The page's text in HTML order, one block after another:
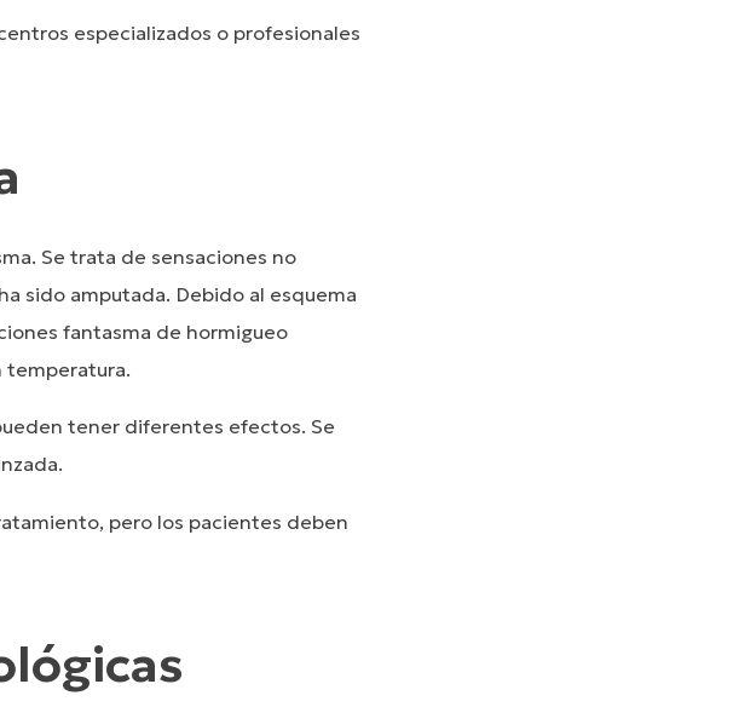
especializados o profesionales
Se trata de sensaciones no
sido amputada. Debido al esquema
fantasma de hormigueo
temperatura.
tener diferentes efectos. Se
pero los pacientes deben